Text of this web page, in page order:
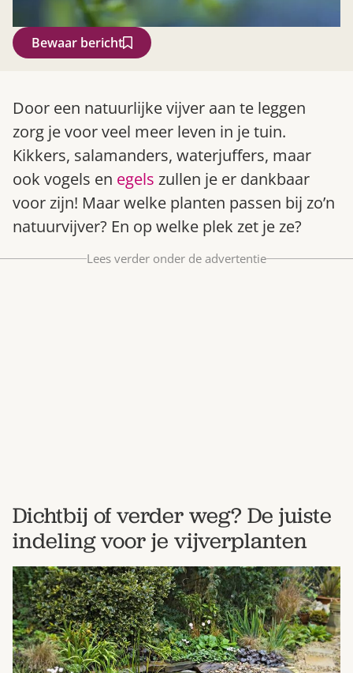
Gardeners’ World 08/2026
Bewaar bericht
Door een natuurlijke vijver aan te leggen
zorg je voor veel meer leven in je tuin.
Kikkers, salamanders, waterjuffers, maar
ook vogels en egels zullen je er dankbaar
voor zijn! Maar welke planten passen bij zo’n
natuurvijver? En op welke plek zet je ze?
Lees verder onder de advertentie
Dichtbij of verder weg? De juiste
indeling voor je vijverplanten